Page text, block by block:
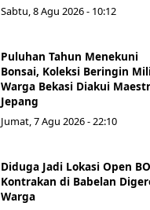
Sabtu, 8 Agu 2026 - 10:12
Puluhan Tahun Menekuni
Bonsai, Koleksi Beringin
Warga Bekasi Diakui
Jepang
Jumat, 7 Agu 2026 - 22:10
Diduga Jadi Lokasi Open
Kontrakan di Babelan
Warga